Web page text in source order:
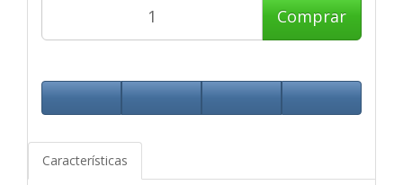
Comprar
Características